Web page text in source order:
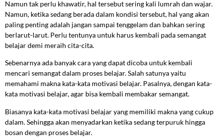
Namun tak perlu khawatir, hal tersebut sering kali lumrah dan wajar.
Namun, ketika sedang berada dalam kondisi tersebut, hal yang akan
paling penting adalah jangan sampai tenggelam dan bahkan sering
berlarut-larut. Perlu tentunya untuk harus kembali pada semangat
belajar demi meraih cita-cita.
Sebenarnya ada banyak cara yang dapat dicoba untuk kembali
mencari semangat dalam proses belajar. Salah satunya yaitu
memahami makna kata-kata motivasi belajar. Pasalnya, dengan kata-
kata motivasi belajar, agar bisa kembali membakar semangat.
Biasanya kata-kata motivasi belajar yang memiliki makna yang cukup
dalam. Sehingga akan menyadarkan ketika sedang terpuruk hingga
bosan dengan proses belajar.